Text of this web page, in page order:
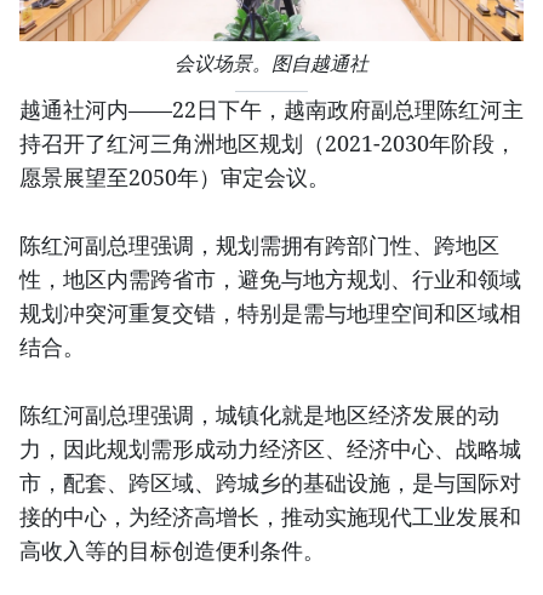
会议场景。图自越通社
越通社河内——22日下午，越南政府副总理陈红河主
持召开了红河三角洲地区规划（2021-2030年阶段，
愿景展望至2050年）审定会议。
陈红河副总理强调，规划需拥有跨部门性、跨地区
性，地区内需跨省市，避免与地方规划、行业和领域
规划冲突河重复交错，特别是需与地理空间和区域相
结合。
陈红河副总理强调，城镇化就是地区经济发展的动
力，因此规划需形成动力经济区、经济中心、战略城
市，配套、跨区域、跨城乡的基础设施，是与国际对
接的中心，为经济高增长，推动实施现代工业发展和
高收入等的目标创造便利条件。